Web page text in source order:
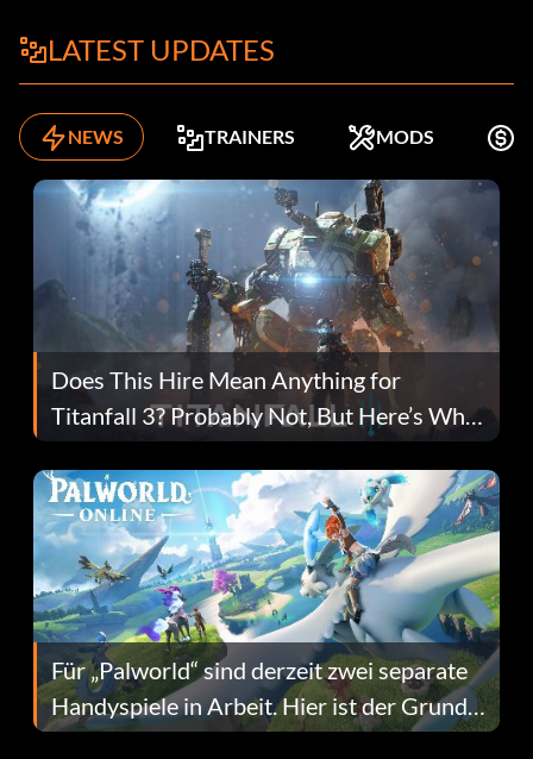
LATEST UPDATES
NEWS TRAINERS MODS
Does This Hire Mean Anything for
Titanfall 3? Probably Not, But Here’s Why
Fans Are Hopeful
Für „Palworld“ sind derzeit zwei separate
Handyspiele in Arbeit. Hier ist der Grund
dafür.